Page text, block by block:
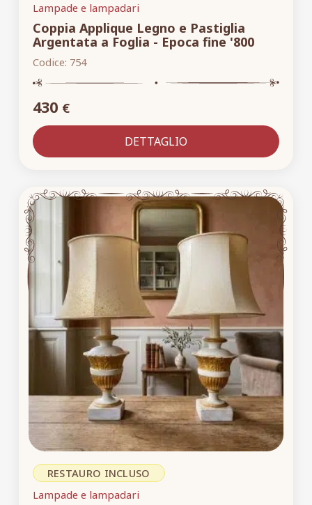
Lampade e lampadari
Coppia Applique Legno e Pastiglia
Argentata a Foglia - Epoca fine '800
Codice: 754
430 €
DETTAGLIO
RESTAURO INCLUSO
Lampade e lampadari